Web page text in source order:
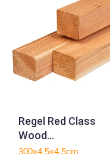
Regel Red Class
Wood
4.5x4.5x300cm
300x4,5x4,5cm